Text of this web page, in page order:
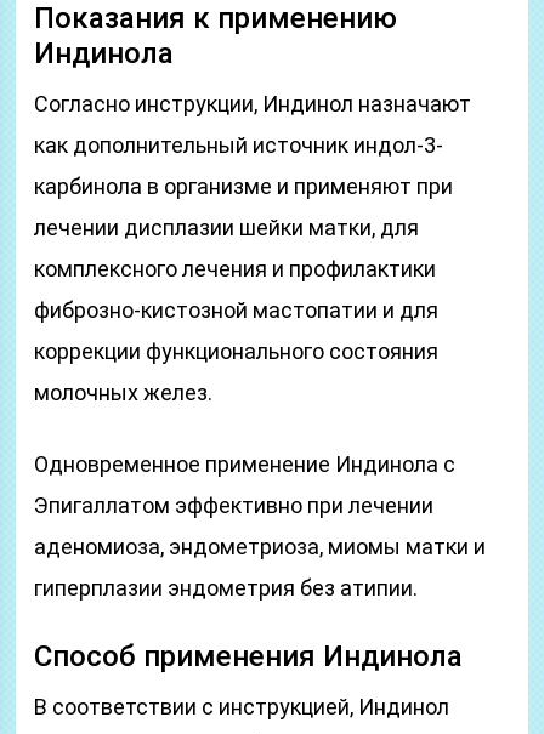
Показания к применению
Индинола
Согласно инструкции, Индинол назначают
как дополнительный источник индол-3-
карбинола в организме и применяют при
лечении дисплазии шейки матки, для
комплексного лечения и профилактики
фиброзно-кистозной мастопатии и для
коррекции функционального состояния
молочных желез.
Одновременное применение Индинола с
Эпигаллатом эффективно при лечении
аденомиоза, эндометриоза, миомы матки и
гиперплазии эндометрия без атипии.
Способ применения Индинола
В соответствии с инструкцией, Индинол